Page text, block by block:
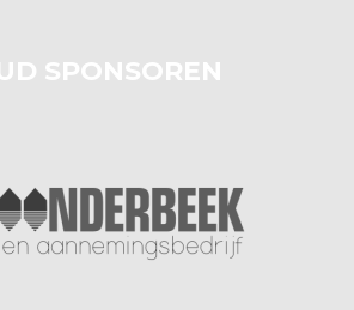
SPONSOREN